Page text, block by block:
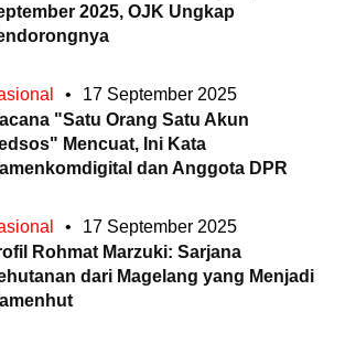
2025, OJK Ungkap
•
17 September 2025
"Satu Orang Satu Akun
Mencuat, Ini Kata
dan Anggota DPR
•
17 September 2025
Rohmat Marzuki: Sarjana
dari Magelang yang Menjadi